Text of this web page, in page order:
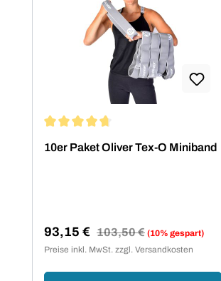
10er Paket Oliver Tex-O Miniband
Verkaufspreis:
93,15 € Regulärer Preis:
103,50 € (10% gespart)
Preise inkl. MwSt. zzgl. Versandkosten